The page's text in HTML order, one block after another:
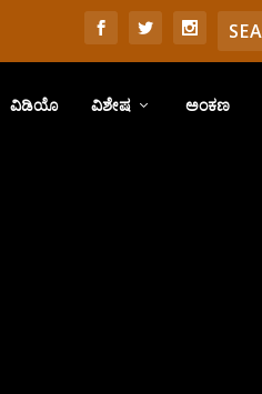
ವಿಡಿಯೊ ವಿಶೇಷ ಅಂಕಣ